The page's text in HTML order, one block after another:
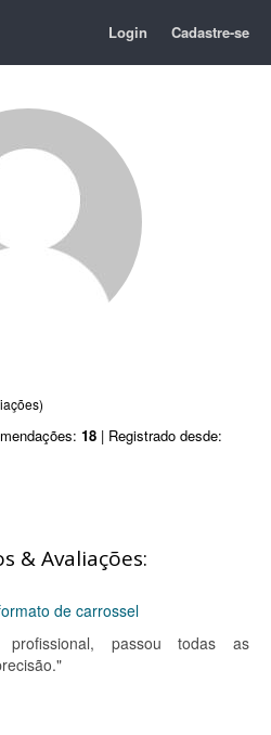
Login Cadastre-se
18 | Registrado desde:
& Avaliações:
de carrossel
passou todas as